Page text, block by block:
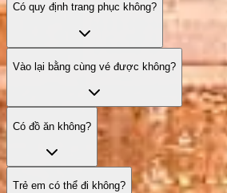
Có quy định trang phục không?
Vào lại bằng cùng vé được không?
Có đồ ăn không?
Trẻ em có thể đi không?